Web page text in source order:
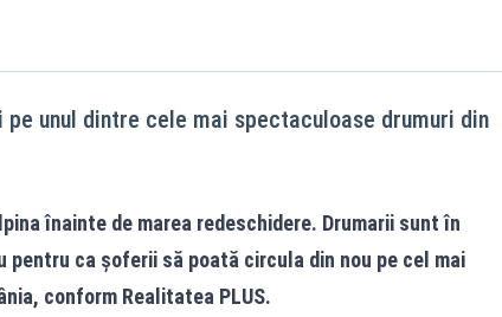
unul dintre cele mai spectaculoase drumuri din
înainte de marea redeschidere. Drumarii sunt în
ca șoferii să poată circula din nou pe cel mai
conform Realitatea PLUS.